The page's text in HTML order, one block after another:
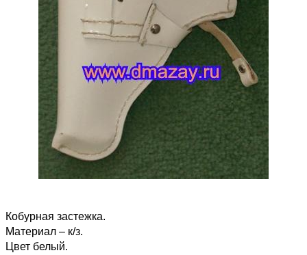
Кобурная застежка.
Материал – к/з.
Цвет белый.